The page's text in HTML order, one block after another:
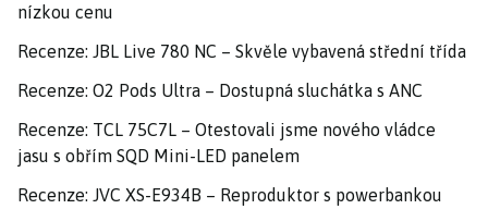
nízkou cenu
Recenze: JBL Live 780 NC – Skvěle vybavená střední třída
Recenze: O2 Pods Ultra – Dostupná sluchátka s ANC
Recenze: TCL 75C7L – Otestovali jsme nového vládce
jasu s obřím SQD Mini-LED panelem
Recenze: JVC XS-E934B – Reproduktor s powerbankou